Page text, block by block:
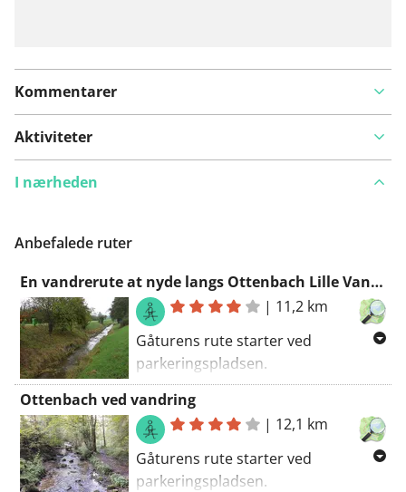
Kommentarer
Aktiviteter
I nærheden
Anbefalede ruter
En vandrerute at nyde langs Ottenbach Lille Vandkraft
| 11,2 km
Gåturens rute starter ved
parkeringspladsen.
Få en smag af naturen under denne
rute. Nogle ujævne veje langs denne
gåtur. En del af ruten er grusbelagt.
Du vil ikke dø af kedsomhed langs
denne rute.
Ottenbach ved vandring
| 12,1 km
Gåturens rute starter ved
parkeringspladsen.